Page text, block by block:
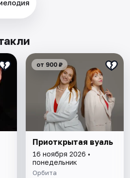
от 900 ₽
Приоткрытая вуаль
16 ноября 2026 •
понедельник
Орбита